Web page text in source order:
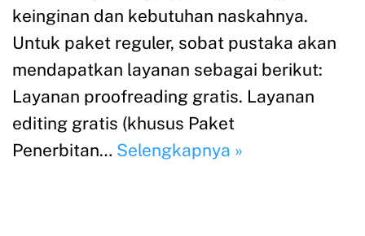
keinginan dan kebutuhan naskahnya.
Untuk paket reguler, sobat pustaka akan
mendapatkan layanan sebagai berikut:
Layanan proofreading gratis. Layanan
editing gratis (khusus Paket
Penerbitan… Selengkapnya »